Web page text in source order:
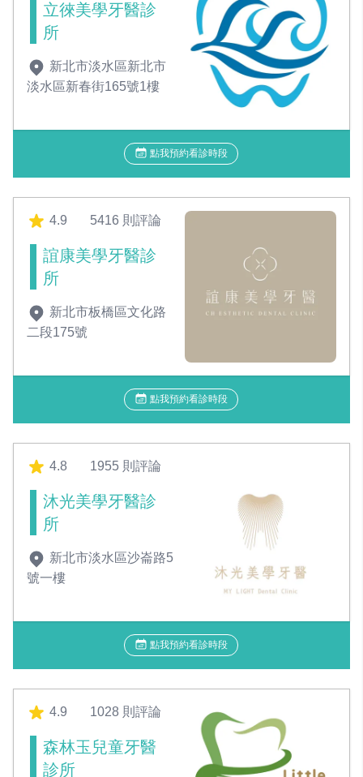
立徠美學牙醫診
所
新北市淡水區新北市
淡水區新春街165號1樓
點我預約看診時段
4.9 5416 則評論
誼康美學牙醫診
所
新北市板橋區文化路
二段175號
點我預約看診時段
4.8 1955 則評論
沐光美學牙醫診
所
新北市淡水區沙崙路5
號一樓
點我預約看診時段
4.9 1028 則評論
森林玉兒童牙醫
診所